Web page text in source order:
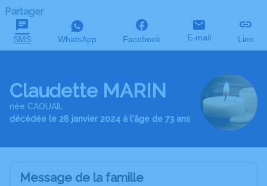
Partager
SMS WhatsApp Facebook E-mail Lien
Claudette MARIN
née CAOUAIL
décédée le 28 janvier 2024 à l'âge de 73 ans
Message de la famille